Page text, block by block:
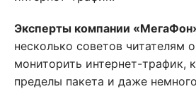
Эксперты компании
несколько советов читателям
мониторить интернет-трафик,
пределы пакета и даже